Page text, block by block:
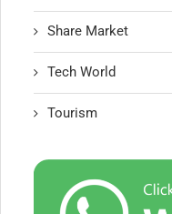
Share Market
Tech World
Tourism